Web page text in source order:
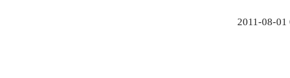
2011-08-01